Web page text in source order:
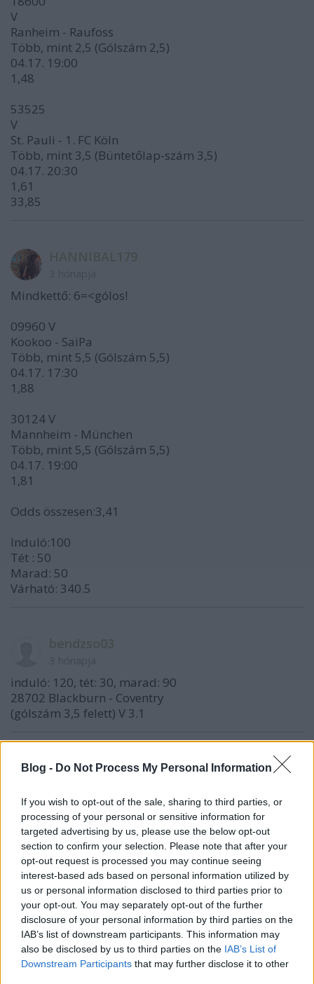
Blog - Do Not Process My Personal Information
If you wish to opt-out of the sale, sharing to third parties, or
processing of your personal or sensitive information for
targeted advertising by us, please use the below opt-out
section to confirm your selection. Please note that after your
opt-out request is processed you may continue seeing
interest-based ads based on personal information utilized by
us or personal information disclosed to third parties prior to
your opt-out. You may separately opt-out of the further
disclosure of your personal information by third parties on the
IAB’s list of downstream participants. This information may
also be disclosed by us to third parties on the IAB’s List of
Downstream Participants that may further disclose it to other
V
Ranheim - Raufoss
Több, mint 2,5 (Gólszám 2,5)
04.17. 19:00
1,48
53525
V
St. Pauli - 1. FC Köln
Több, mint 3,5 (Büntetőlap-szám 3,5)
04.17. 20:30
1,61
33,85
Mindkettő: 6=<gólos!
09960 V
Kookoo - SaiPa
Több, mint 5,5 (Gólszám 5,5)
04.17. 17:30
1,88
30124 V
Mannheim - München
Több, mint 5,5 (Gólszám 5,5)
04.17. 19:00
1,81
Odds összesen:3,41
Induló:100
Tét : 50
Marad: 50
Várható: 340.5
induló: 120, tét: 30, marad: 90
28702 Blackburn - Coventry
(gólszám 3,5 felett) V 3.1
TippMikszáth Kálmán
Tét: 30
03905 Bondár Anna - Cirstea A mérközés gyöztese H
2,86
MCS80
3 hónapja
Udv mindenkinek!
Megprobalkoznek én is.